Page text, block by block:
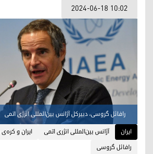
2024-06-18 10:02
رافائل گروسی، دبیرکل آژانس بین‌المللی انرژی اتمی
ایران
آژانس بین‌المللی انژری اتمی ایران و
رافائل گروسی